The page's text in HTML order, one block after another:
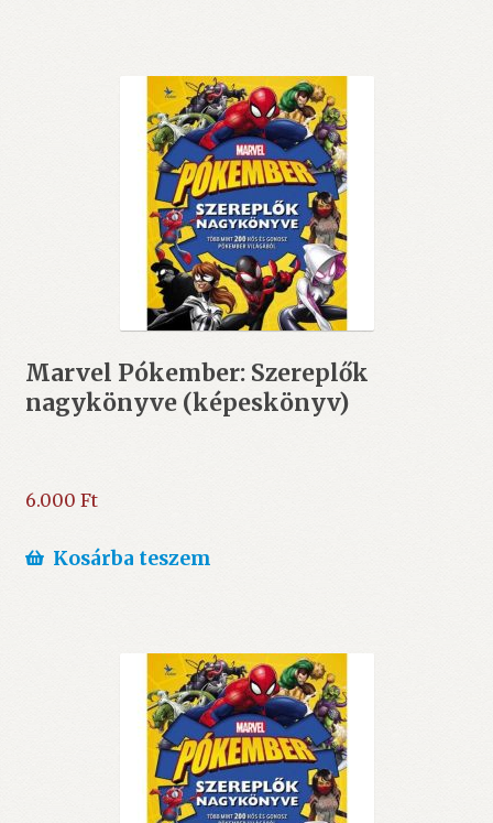
Marvel Pókember: Szereplők
nagykönyve (képeskönyv)
6.000 Ft
Kosárba teszem